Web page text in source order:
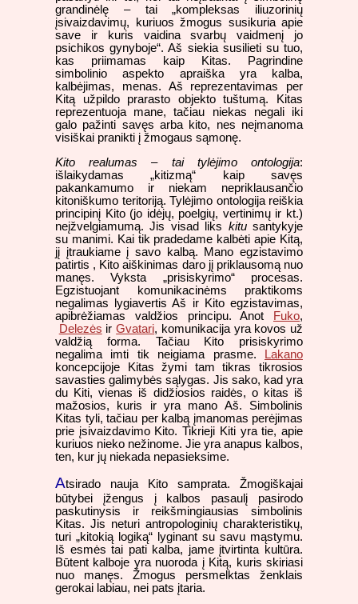
grandinėlę – tai „kompleksas iliuzorinių
įsivaizdavimų, kuriuos žmogus susikuria apie
save ir kuris vaidina svarbų vaidmenį jo
psichikos gynyboje“. Aš siekia susilieti su tuo,
kas priimamas kaip Kitas. Pagrindine
simbolinio aspekto apraiška yra kalba,
kalbėjimas, menas. Aš reprezentavimas per
Kitą užpildo prarasto objekto tuštumą. Kitas
reprezentuoja mane, tačiau niekas negali iki
galo pažinti savęs arba kito, nes neįmanoma
visiškai pranikti į žmogaus sąmonę.
Kito realumas – tai tylėjimo ontologija:
išlaikydamas „kitizmą“ kaip savęs
pakankamumo ir niekam nepriklausančio
kitoniškumo teritoriją. Tylėjimo ontologija reiškia
principinį Kito (jo idėjų, poelgių, vertinimų ir kt.)
neįžvelgiamumą. Jis visad liks kitusantykyje
su manimi. Kai tik pradedame kalbėti apie Kitą,
jį įtraukiame į savo kalbą. Mano egzistavimo
patirtis , Kito aiškinimas daro jį priklausomą nuo
manęs. Vyksta „prisiskyrimo“ procesas.
Egzistuojant komunikacinėms praktikoms
negalimas lygiavertis Aš ir Kito egzistavimas,
apibrėžiamas valdžios principu. Anot
Fuko,
Delezės irGvatari, komunikacija yra kovos už
valdžią forma. Tačiau Kito prisiskyrimo
negalima imti tik neigiama prasme.
Lakano
koncepcijoje Kitas žymi tam tikras tikrosios
savasties galimybės sąlygas. Jis sako, kad yra
du Kiti, vienas iš didžiosios raidės, o kitas iš
mažosios, kuris ir yra mano Aš. Simbolinis
Kitas tyli, tačiau per kalbą įmanomas perėjimas
prie įsivaizdavimo Kito. Tikrieji Kiti yra tie, apie
kuriuos nieko nežinome. Jie yra anapus kalbos,
ten, kur jų niekada nepasieksime.
Atsirado nauja Kito samprata. Žmogiškajai
būtybei įžengus į kalbos pasaulį pasirodo
paskutinysis ir reikšmingiausias simbolinis
Kitas. Jis neturi antropologinių charakteristikų,
turi „kitokią logiką“ lyginant su savu mąstymu.
Iš esmės tai pati kalba, jame įtvirtinta kultūra.
Būtent kalboje yra nuoroda į Kitą, kuris skiriasi
nuo manęs. Žmogus persmelktas ženklais
gerokai labiau, nei pats įtaria.